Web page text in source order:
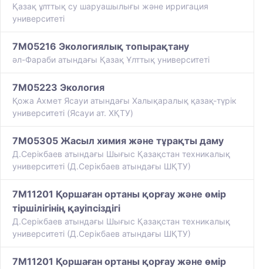
​Қазақ ұлттық су шаруашылығы және ирригация
университеті
7M05216 Экологиялық топырақтану
әл-Фараби атындағы Қазақ Ұлттық университеті
7M05223 Экология
Қожа Ахмет Ясауи атындағы Халықаралық қазақ-түрiк
университетi (Ясауи ат. ХҚТУ)
7M05305 Жасыл химия және тұрақты даму
Д.Серікбаев атындағы Шығыс Қазақстан техникалық
университеті (Д.Серікбаев атындағы ШҚТУ)
7M11201 Қоршаған ортаны қорғау және өмір
тіршілігінің қауіпсіздігі
Д.Серікбаев атындағы Шығыс Қазақстан техникалық
университеті (Д.Серікбаев атындағы ШҚТУ)
7M11201 Қоршаған ортаны қорғау және өмір